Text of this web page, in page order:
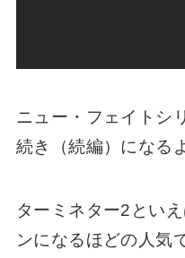
ニュー・フェイトシ
続き（続編）になる
ターミネター2とい
ンになるほどの人気